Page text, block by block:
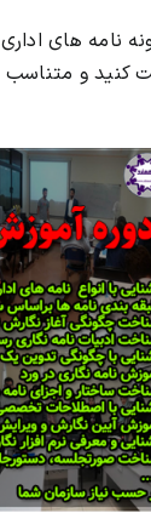
نامه های
کنید و متناسب